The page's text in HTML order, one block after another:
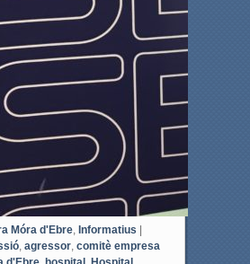
Móra d'Ebre, Informatius |
, agressor, comitè empresa